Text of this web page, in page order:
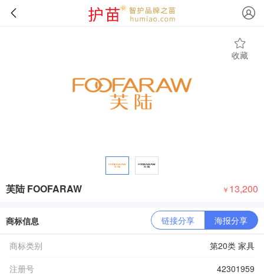
收藏
芙陆 FOOFARAW ￥ 13,200
商标信息 链接分享 海报分享
商标类别
第20类 家具
注册号
42301959